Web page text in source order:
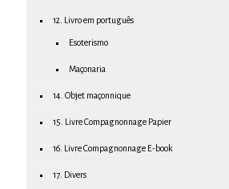
12. Livro em português
Esoterismo
Maçonaria
14. Objet maçonnique
15. Livre Compagnonnage Papier
16. Livre Compagnonnage E-book
17. Divers